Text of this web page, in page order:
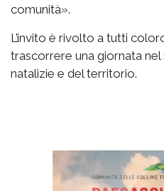
comunità».
L’invito è rivolto a tutti
trascorrere una giornata
natalizie e del territorio.